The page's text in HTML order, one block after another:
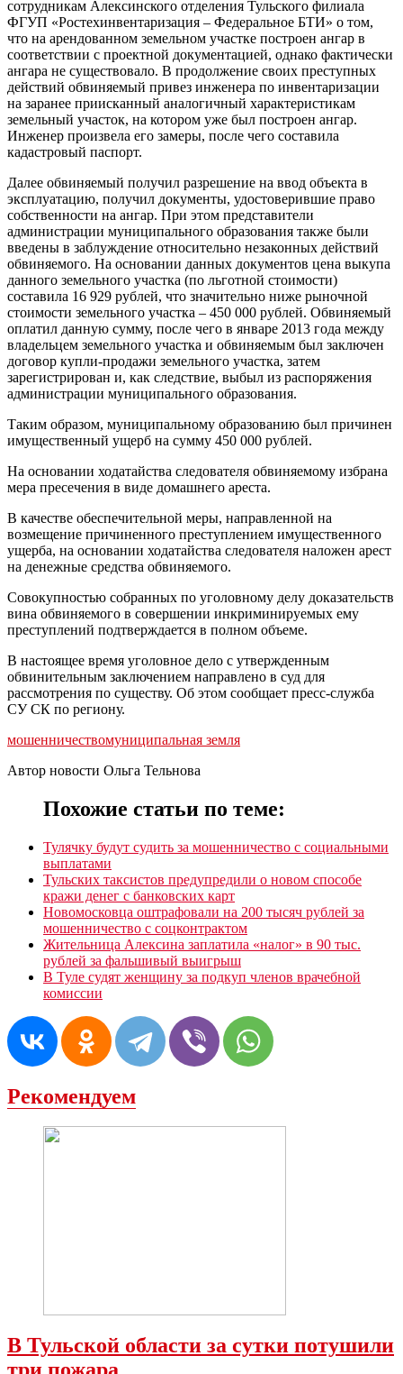
сотрудникам Алексинского отделения Тульского филиала
ФГУП «Ростехинвентаризация – Федеральное БТИ» о том,
что на арендованном земельном участке построен ангар в
соответствии с проектной документацией, однако фактически
ангара не существовало. В продолжение своих преступных
действий обвиняемый привез инженера по инвентаризации
на заранее приисканный аналогичный характеристикам
земельный участок, на котором уже был построен ангар.
Инженер произвела его замеры, после чего составила
кадастровый паспорт.
Далее обвиняемый получил разрешение на ввод объекта в
эксплуатацию, получил документы, удостоверившие право
собственности на ангар. При этом представители
администрации муниципального образования также были
введены в заблуждение относительно незаконных действий
обвиняемого. На основании данных документов цена выкупа
данного земельного участка (по льготной стоимости)
составила 16 929 рублей, что значительно ниже рыночной
стоимости земельного участка – 450 000 рублей. Обвиняемый
оплатил данную сумму, после чего в январе 2013 года между
владельцем земельного участка и обвиняемым был заключен
договор купли-продажи земельного участка, затем
зарегистрирован и, как следствие, выбыл из распоряжения
администрации муниципального образования.
Таким образом, муниципальному образованию был причинен
имущественный ущерб на сумму 450 000 рублей.
На основании ходатайства следователя обвиняемому избрана
мера пресечения в виде домашнего ареста.
В качестве обеспечительной меры, направленной на
возмещение причиненного преступлением имущественного
ущерба, на основании ходатайства следователя наложен арест
на денежные средства обвиняемого.
Совокупностью собранных по уголовному делу доказательств
вина обвиняемого в совершении инкриминируемых ему
преступлений подтверждается в полном объеме.
В настоящее время уголовное дело с утвержденным
обвинительным заключением направлено в суд для
рассмотрения по существу. Об этом сообщает пресс-служба
СУ СК по региону.
мошенничествомуниципальная земля
Автор новости Ольга Тельнова
Похожие статьи по теме:
Тулячку будут судить за мошенничество с социальными
выплатами
Тульских таксистов предупредили о новом способе
кражи денег с банковских карт
Новомосковца оштрафовали на 200 тысяч рублей за
мошенничество с соцконтрактом
Жительница Алексина заплатила «налог» в 90 тыс.
рублей за фальшивый выигрыш
В Туле судят женщину за подкуп членов врачебной
комиссии
Рекомендуем
В Тульской области за сутки потушили